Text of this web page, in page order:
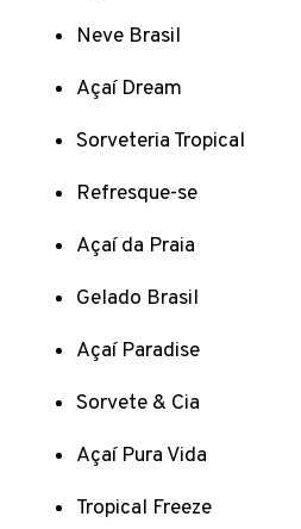
Neve Brasil
Açaí Dream
Sorveteria Tropical
Refresque-se
Açaí da Praia
Gelado Brasil
Açaí Paradise
Sorvete & Cia
Açaí Pura Vida
Tropical Freeze